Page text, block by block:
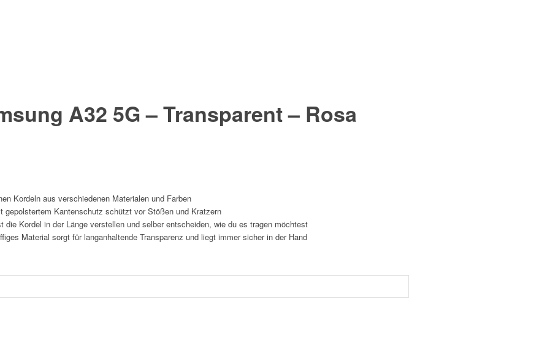
A32 5G – Transparent – Rosa
Kordeln aus verschiedenen Materialen und Farben
gepolstertem Kantenschutz schützt vor Stößen und Kratzern
die Kordel in der Länge verstellen und selber entscheiden, wie du es tragen möchtest
Material sorgt für langanhaltende Transparenz und liegt immer sicher in der Hand